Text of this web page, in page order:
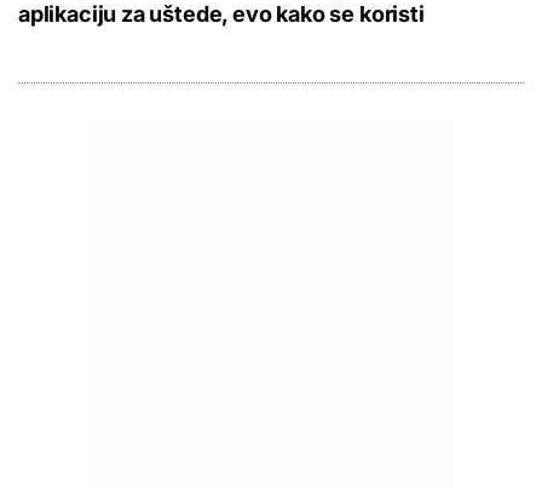
aplikaciju za uštede, evo kako se koristi